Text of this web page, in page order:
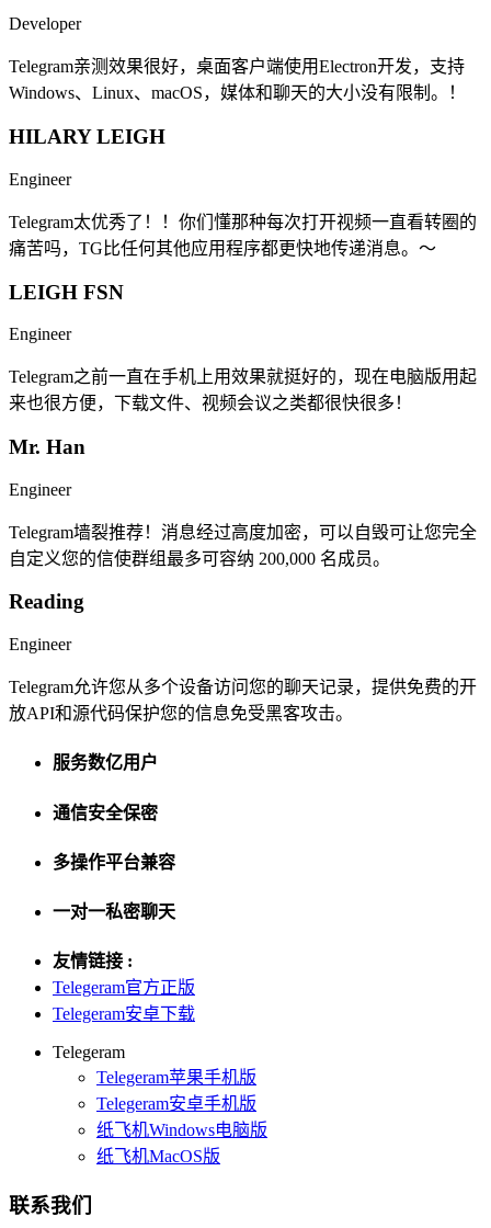
Developer
Telegram亲测效果很好，桌面客户端使用Electron开发，支持
Windows、Linux、macOS，媒体和聊天的大小没有限制。！
HILARY LEIGH
Engineer
Telegram太优秀了！！你们懂那种每次打开视频一直看转圈的
痛苦吗，TG比任何其他应用程序都更快地传递消息。～
LEIGH FSN
Engineer
Telegram之前一直在手机上用效果就挺好的，现在电脑版用起
来也很方便，下载文件、视频会议之类都很快很多！
Mr. Han
Engineer
Telegram墙裂推荐！消息经过高度加密，可以自毁可让您完全
自定义您的信使群组最多可容纳 200,000 名成员。
Reading
Engineer
Telegram允许您从多个设备访问您的聊天记录，提供免费的开
放API和源代码保护您的信息免受黑客攻击。
服务数亿用户
通信安全保密
多操作平台兼容
一对一私密聊天
友情链接 :
Telegeram官方正版
Telegeram安卓下载
Telegeram
Telegeram苹果手机版
Telegeram安卓手机版
纸飞机Windows电脑版
纸飞机MacOS版
联系我们